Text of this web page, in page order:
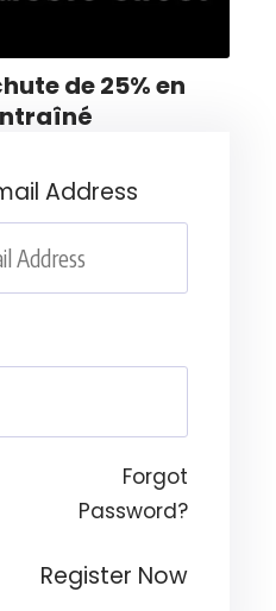
de 25% en
Address
Forgot
Password?
Register Now